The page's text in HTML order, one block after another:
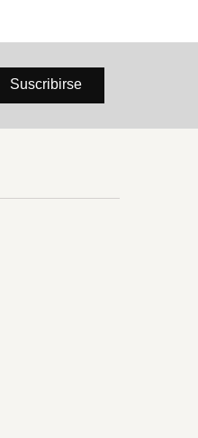
Suscribirse